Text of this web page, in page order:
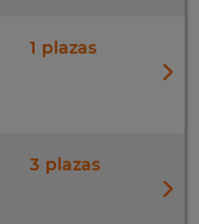
1
3